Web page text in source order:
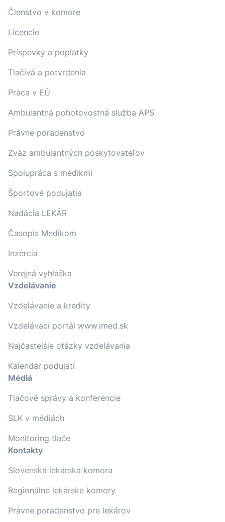
Členstvo v komore
Licencie
Príspevky a poplatky
Tlačivá a potvrdenia
Práca v EÚ
Ambulantná pohotovostná služba APS
Právne poradenstvo
Zväz ambulantných poskytovateľov
Spolupráca s medikmi
Športové podujatia
Nadácia LEKÁR
Časopis Medikom
Inzercia
Verejná vyhláška
Vzdelávanie
Vzdelávanie a kredity
Vzdelávací portál www.imed.sk
Najčastejšie otázky vzdelávania
Kalendár podujatí
Médiá
Tlačové správy a konferencie
SLK v médiách
Monitoring tlače
Kontakty
Slovenská lekárska komora
Regionálne lekárske komory
Právne poradenstvo pre lekárov